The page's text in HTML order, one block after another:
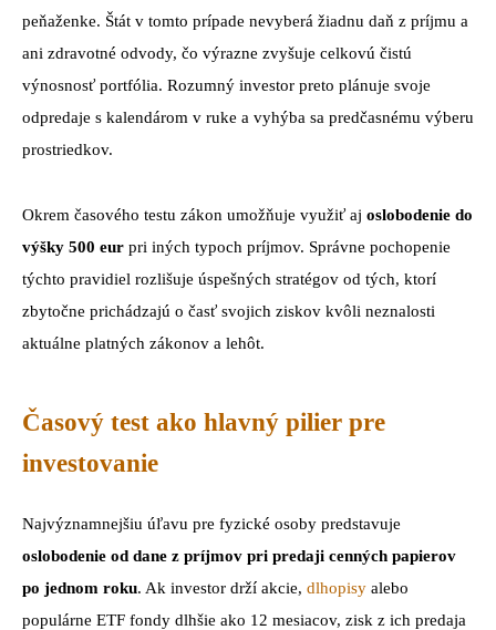
peňaženke. Štát v tomto prípade nevyberá žiadnu daň z príjmu a
ani zdravotné odvody, čo výrazne zvyšuje celkovú čistú
výnosnosť portfólia. Rozumný investor preto plánuje svoje
odpredaje s kalendárom v ruke a vyhýba sa predčasnému výberu
prostriedkov.
Okrem časového testu zákon umožňuje využiť aj oslobodenie do
výšky 500 eur pri iných typoch príjmov. Správne pochopenie
týchto pravidiel rozlišuje úspešných stratégov od tých, ktorí
zbytočne prichádzajú o časť svojich ziskov kvôli neznalosti
aktuálne platných zákonov a lehôt.
Časový test ako hlavný pilier pre
investovanie
Najvýznamnejšiu úľavu pre fyzické osoby predstavuje
oslobodenie od dane z príjmov pri predaji cenných papierov
po jednom roku. Ak investor drží akcie, dlhopisy alebo
populárne ETF fondy dlhšie ako 12 mesiacov, zisk z ich predaja